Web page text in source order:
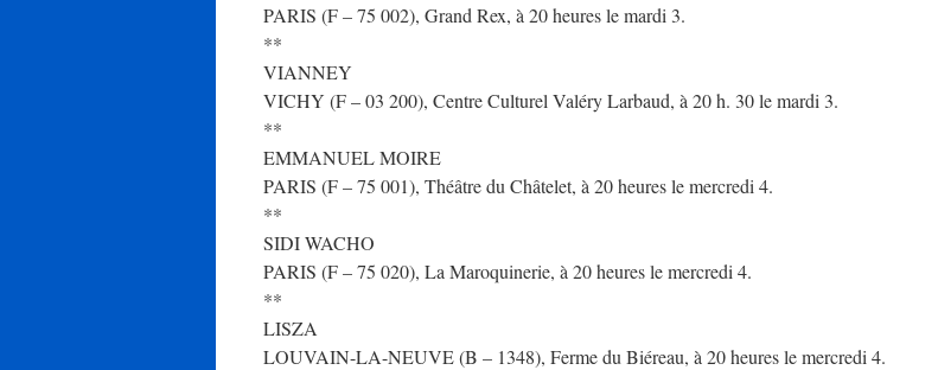
PARIS (F – 75 002), Grand Rex, à 20 heures le mardi 3.
**
VIANNEY
VICHY (F – 03 200), Centre Culturel Valéry Larbaud, à 20 h. 30 le mardi 3.
**
EMMANUEL MOIRE
PARIS (F – 75 001), Théâtre du Châtelet, à 20 heures le mercredi 4.
**
SIDI WACHO
PARIS (F – 75 020), La Maroquinerie, à 20 heures le mercredi 4.
**
LISZA
LOUVAIN-LA-NEUVE (B – 1348), Ferme du Biéreau, à 20 heures le mercredi 4.